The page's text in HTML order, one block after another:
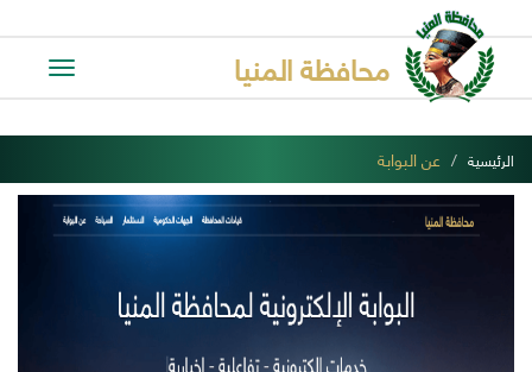
Toggle
محافظة المنيا
الرئيسية عن البوابة